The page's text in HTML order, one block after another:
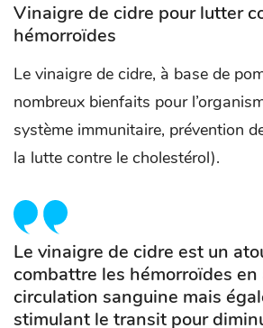
Vinaigre de cidre pour lutter
hémorroïdes
Le vinaigre de cidre, à base de
nombreux bienfaits pour
système immunitaire, prévention
la lutte contre le cholestérol).
Le vinaigre de cidre est un
combattre les hémorroïdes
circulation sanguine mais
stimulant le transit pour